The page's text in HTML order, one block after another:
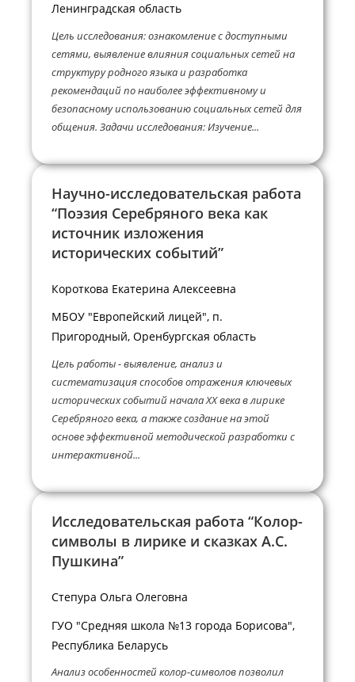
Ленинградская область
Цель исследования: ознакомление с доступными
сетями, выявление влияния социальных сетей на
структуру родного языка и разработка
рекомендаций по наиболее эффективному и
безопасному использованию социальных сетей для
общения. Задачи исследования: Изучение...
Научно-исследовательская работа
“Поэзия Серебряного века как
источник изложения
исторических событий”
Короткова Екатерина Алексеевна
МБОУ "Европейский лицей", п.
Пригородный, Оренбургская область
Цель работы - выявление, анализ и
систематизация способов отражения ключевых
исторических событий начала XX века в лирике
Серебряного века, а также создание на этой
основе эффективной методической разработки с
интерактивной...
Исследовательская работа “Колор-
символы в лирике и сказках А.С.
Пушкина”
Степура Ольга Олеговна
ГУО "Средняя школа №13 города Борисова",
Республика Беларусь
Анализ особенностей колор-символов позволил